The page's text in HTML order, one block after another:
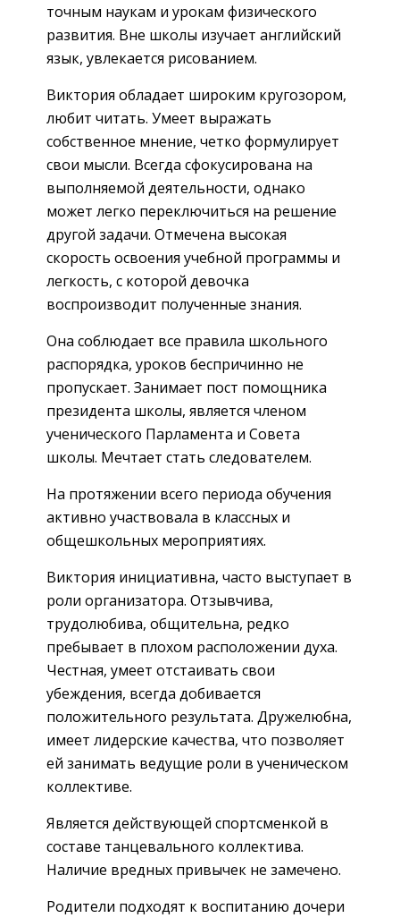
точным наукам и урокам физического
развития. Вне школы изучает английский
язык, увлекается рисованием.
Виктория обладает широким кругозором,
любит читать. Умеет выражать
собственное мнение, четко формулирует
свои мысли. Всегда сфокусирована на
выполняемой деятельности, однако
может легко переключиться на решение
другой задачи. Отмечена высокая
скорость освоения учебной программы и
легкость, с которой девочка
воспроизводит полученные знания.
Она соблюдает все правила школьного
распорядка, уроков беспричинно не
пропускает. Занимает пост помощника
президента школы, является членом
ученического Парламента и Совета
школы. Мечтает стать следователем.
На протяжении всего периода обучения
активно участвовала в классных и
общешкольных мероприятиях.
Виктория инициативна, часто выступает в
роли организатора. Отзывчива,
трудолюбива, общительна, редко
пребывает в плохом расположении духа.
Честная, умеет отстаивать свои
убеждения, всегда добивается
положительного результата. Дружелюбна,
имеет лидерские качества, что позволяет
ей занимать ведущие роли в ученическом
коллективе.
Является действующей спортсменкой в
составе танцевального коллектива.
Наличие вредных привычек не замечено.
Родители подходят к воспитанию дочери